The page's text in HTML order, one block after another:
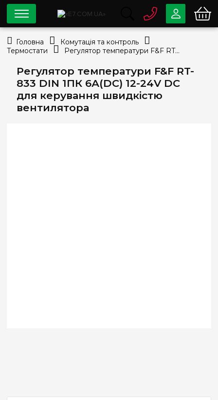
Регулятор температури F&F RT-
833 DIN 1ПК 6А(DC) 12-24V DC
для керування швидкістю
вентилятора
0 80033-63-07
info@e7.com.ua
044334-79-78
Viber Telegram
Головна
Комутація та контроль
Термостати
Регулятор температури F&F RT-833 DIN 1ПК 6А(DC) 12-24V DC для керування швидкістю вентилятора